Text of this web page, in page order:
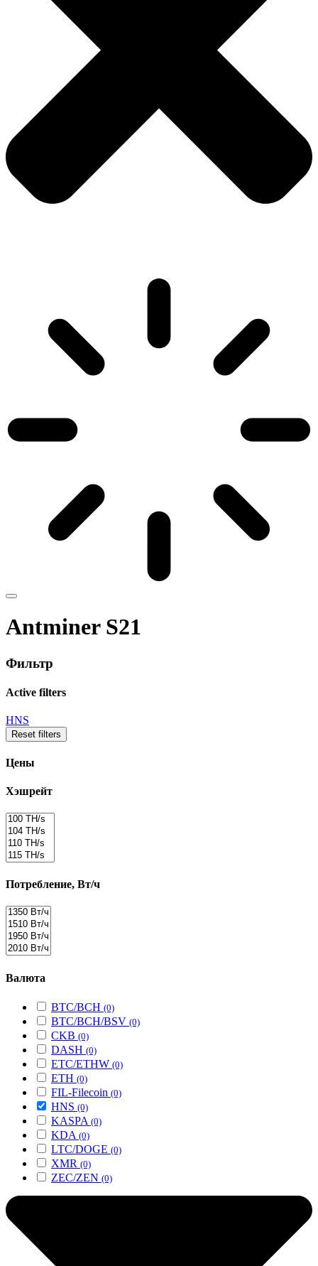
Antminer S21
Фильтр
Active filters
HNS
Reset filters
Цены
Хэшрейт
Потребление, Вт/ч
Валюта
BTC/BCH (0)
BTC/BCH/BSV (0)
CKB (0)
DASH (0)
ETC/ETHW (0)
ETH (0)
FIL-Filecoin (0)
HNS (0)
KASPA (0)
KDA (0)
LTC/DOGE (0)
XMR (0)
ZEC/ZEN (0)